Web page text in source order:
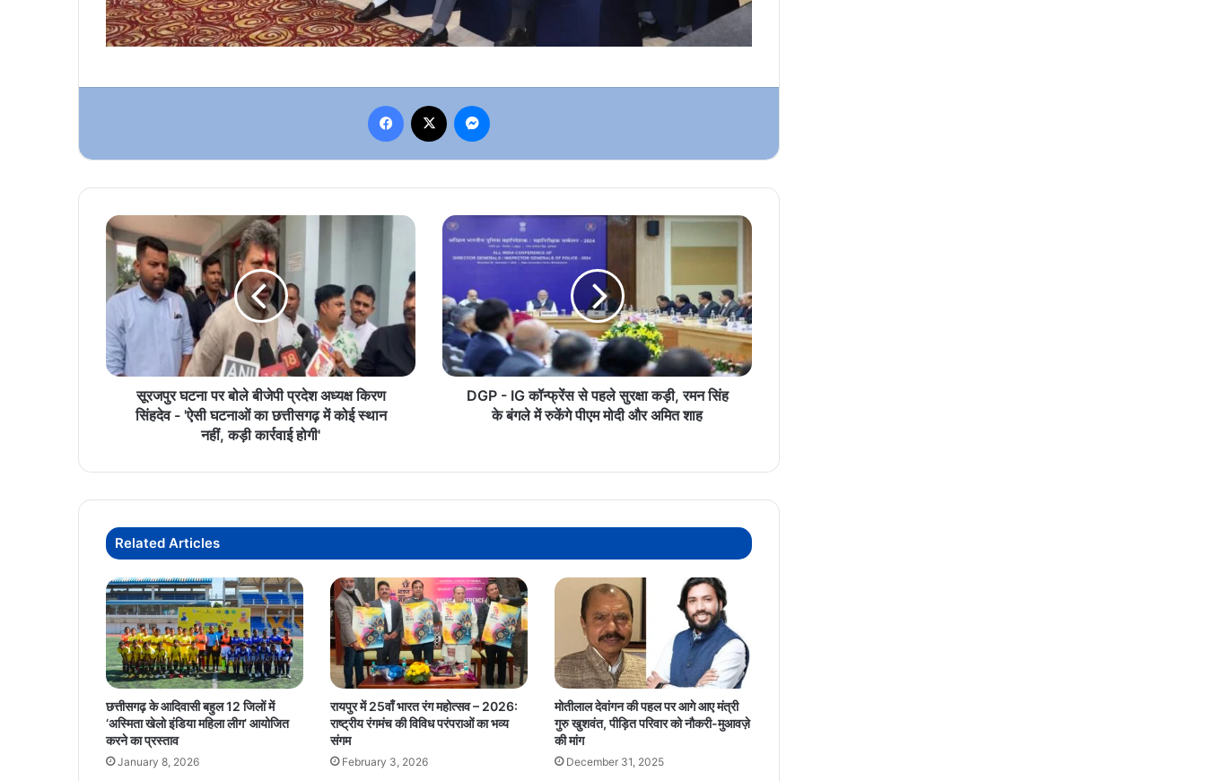
Facebook
सूरजपुर
घटना
बोले
बीजेपी
प्रदेश
अध्यक्ष
किरण
सिंहदेव
स्थान
नहीं,
कड़ी
कार्रवाई
होगी'
सूरजपुर घटना पर बोले बीजेपी प्रदेश अध्यक्ष किरण
सिंहदेव - 'ऐसी घटनाओं का छत्तीसगढ़ में कोई स्थान
नहीं, कड़ी कार्रवाई होगी'
DGP
IG
से
पहले
सुरक्षा
कड़ी,
रमन
और
शाह
DGP - IG कॉन्फ्रेंस से पहले सुरक्षा कड़ी, रमन सिंह
के बंगले में रुकेंगे पीएम मोदी और अमित शाह
Related Articles
छत्तीसगढ़ के आदिवासी बहुल 12 जिलों में
‘अस्मिता खेलो इंडिया महिला लीग’ आयोजित
करने का प्रस्ताव
January 8, 2026
रायपुर में 25वाँ भारत रंग महोत्सव – 2026:
राष्ट्रीय रंगमंच की विविध परंपराओं का भव्य
संगम
February 3, 2026
मोतीलाल देवांगन की पहल पर आगे आए मंत्री
गुरु खुशवंत, पीड़ित परिवार को नौकरी-मुआवज़े
की मांग
December 31, 2025